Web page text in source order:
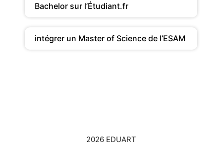
Bachelor sur l’Étudiant.fr
intégrer un Master of Science de l’ESAM
2026 EDUART